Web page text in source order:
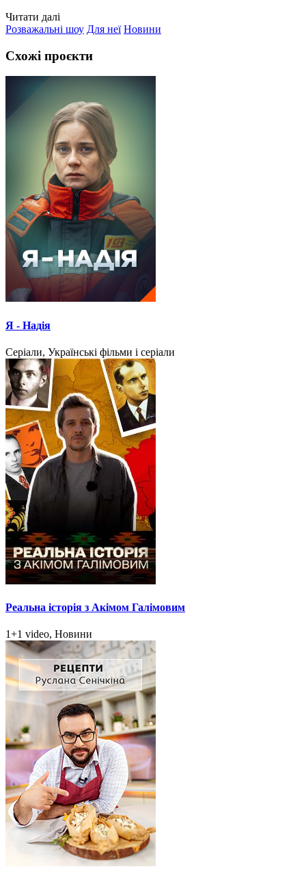
Читати далі
Розважальні шоу Для неї Новини
Схожі проєкти
Я - Надія
Серіали, Українські фільми і серіали
Реальна історія з Акімом Галімовим
1+1 video, Новини